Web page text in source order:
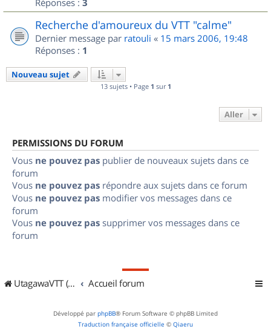
Réponses : 3
Recherche d'amoureux du VTT "calme"
Dernier message par ratouli « 15 mars 2006, 19:48
Réponses : 1
Nouveau sujet
13 sujets • Page 1 sur 1
Aller
PERMISSIONS DU FORUM
Vous ne pouvez pas publier de nouveaux sujets dans ce
forum
Vous ne pouvez pas répondre aux sujets dans ce forum
Vous ne pouvez pas modifier vos messages dans ce
forum
Vous ne pouvez pas supprimer vos messages dans ce
forum
UtagawaVTT (Randos VTT et VTTAE avec traces GPS) Accueil forum
Développé par phpBB® Forum Software © phpBB Limited
Traduction française officielle © Qiaeru